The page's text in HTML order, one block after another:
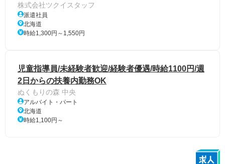
株式会社ツクイスタッフ
派遣社員
北海道
時給1,300円～1,550円
児童指導員/未経験者歓迎/経験者優遇/時給1100円/週
2日からの扶養内勤務OK
ぬくもりの森 中央
アルバイト・パート
北海道
時給1,100円～